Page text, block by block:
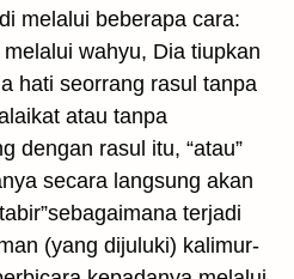
melalui beberapa cara:
wahyu, Dia tiupkan
hati seorrang rasul tanpa
atau tanpa
dengan rasul itu, “atau”
secara langsung akan
terjadi
(yang dijuluki) kalimur-